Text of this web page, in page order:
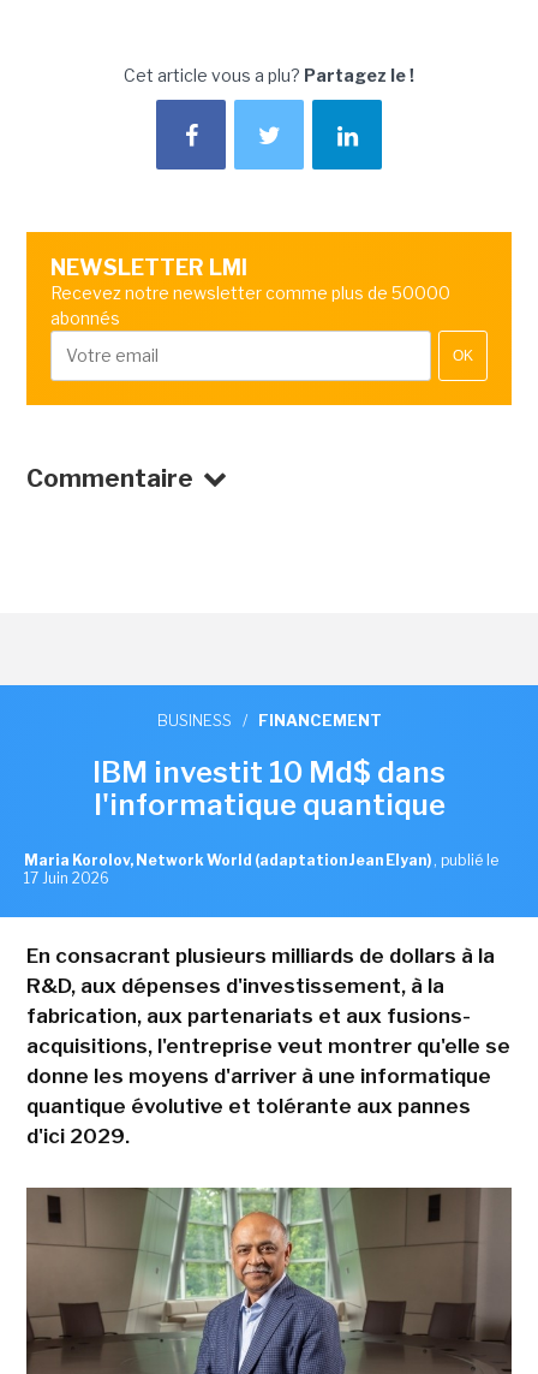
Cet article vous a plu? Partagez le !
NEWSLETTER LMI
Recevez notre newsletter comme plus de 50000
abonnés
OK
Commentaire
BUSINESS / FINANCEMENT
IBM investit 10 Md$ dans
l'informatique quantique
Maria Korolov, Network World (adaptation Jean Elyan) , publié le
17 Juin 2026
En consacrant plusieurs milliards de dollars à la
R&D, aux dépenses d'investissement, à la
fabrication, aux partenariats et aux fusions-
acquisitions, l'entreprise veut montrer qu'elle se
donne les moyens d'arriver à une informatique
quantique évolutive et tolérante aux pannes
d'ici 2029.